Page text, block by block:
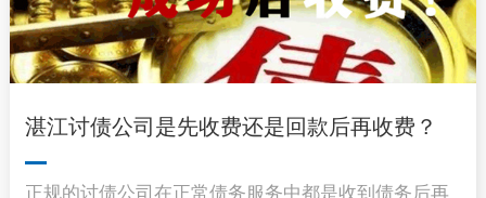
湛江讨债公司是先收费还是回款后再收费？
正规的讨债公司在正常债务服务中都是收到债务后再